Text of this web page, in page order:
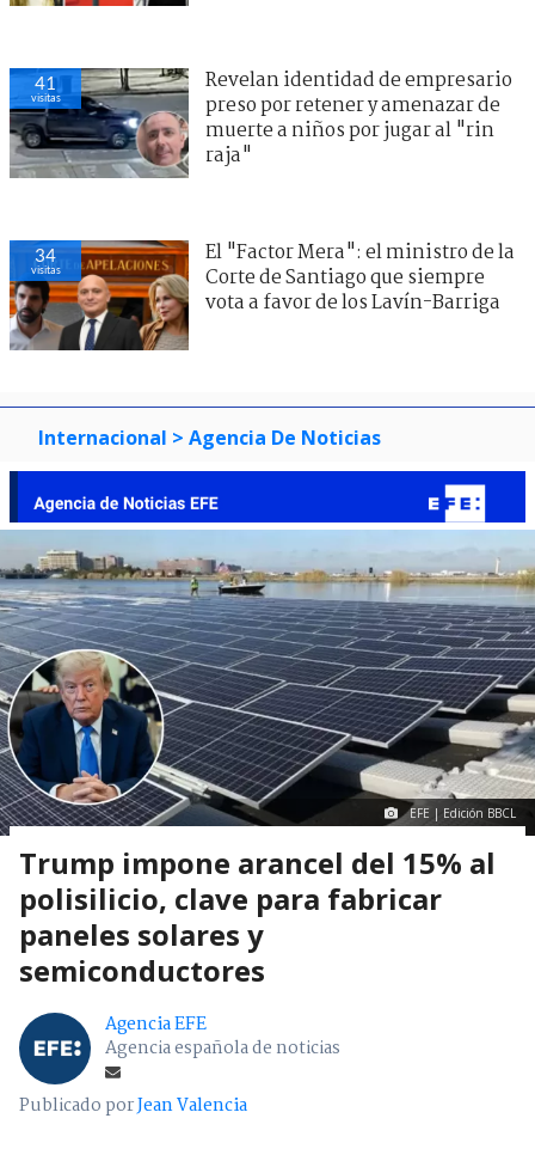
41
visitas
Revelan identidad de empresario
preso por retener y amenazar de
muerte a niños por jugar al "rin
raja"
34
visitas
El "Factor Mera": el ministro de la
Corte de Santiago que siempre
vota a favor de los Lavín-Barriga
Internacional > Agencia De Noticias
EFE | Edición BBCL
Trump impone arancel del 15% al
polisilicio, clave para fabricar
paneles solares y
semiconductores
Agencia EFE
Agencia española de noticias
Publicado porJean Valencia